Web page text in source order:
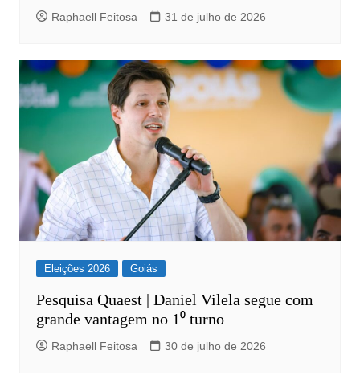
Raphaell Feitosa 31 de julho de 2026
Eleições 2026 Goiás
Pesquisa Quaest | Daniel Vilela segue com
grande vantagem no 1⁰ turno
Raphaell Feitosa 30 de julho de 2026